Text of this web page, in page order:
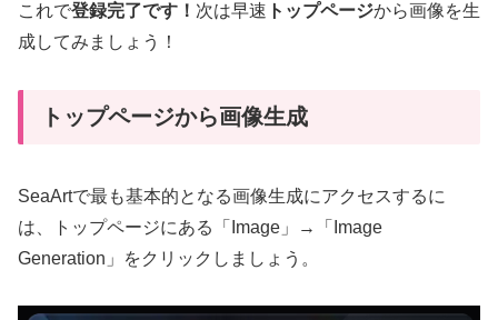
これで登録完了です！ 次は早速 トップページから画像を生
成してみましょう！
トップページから画像生成
SeaArtで最も基本的となる画像生成にアクセスするに
は、トップページにある「Image」→「Image
Generation」をクリックしましょう。